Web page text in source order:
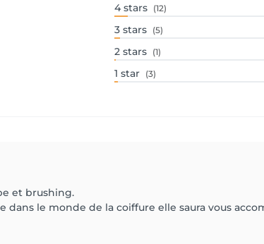
4 stars (12)
3 stars (5)
2 stars (1)
1 star (3)
et brushing.
dans le monde de la coiffure elle saura vous